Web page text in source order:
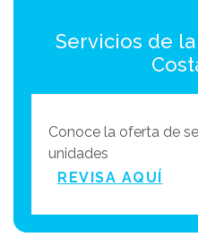
Servicios de
Conoce la oferta de
unidades
REVISA AQUÍ